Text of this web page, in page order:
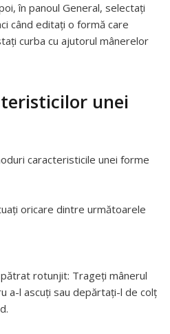
în panoul General, selectați
când editați o formă care
curba cu ajutorul mânerelor
unei
caracteristicile unei forme
oricare dintre următoarele
pătrat rotunjit: Trageți mânerul
a-l ascuți sau depărtați-l de colț